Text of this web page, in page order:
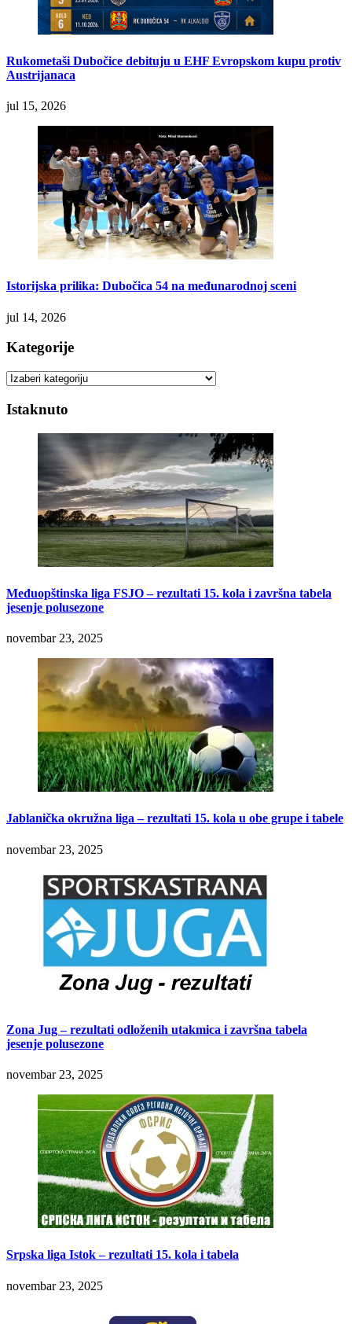
Rukometaši Dubočice debituju u EHF Evropskom kupu protiv
Austrijanaca
jul 15, 2026
Istorijska prilika: Dubočica 54 na međunarodnoj sceni
jul 14, 2026
Kategorije
Kategorije
Istaknuto
Međuopštinska liga FSJO – rezultati 15. kola i završna tabela
jesenje polusezone
novembar 23, 2025
Jablanička okružna liga – rezultati 15. kola u obe grupe i tabele
novembar 23, 2025
Zona Jug – rezultati odloženih utakmica i završna tabela
jesenje polusezone
novembar 23, 2025
Srpska liga Istok – rezultati 15. kola i tabela
novembar 23, 2025